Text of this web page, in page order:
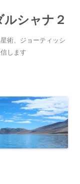
シャナ２
術、ジョーティッシ
します